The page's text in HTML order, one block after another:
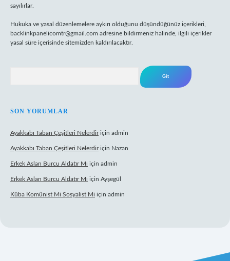
sayılırlar.
Hukuka ve yasal düzenlemelere aykırı olduğunu düşündüğünüz içerikleri,
backlinkpanelicomtr@gmail.com adresine bildirmeniz halinde, ilgili içerikler
yasal süre içerisinde sitemizden kaldırılacaktır.
SON YORUMLAR
Ayakkabı Taban Çeşitleri Nelerdiriçin admin
Ayakkabı Taban Çeşitleri Nelerdiriçin Nazan
Erkek Aslan Burcu Aldatır Mı için admin
Erkek Aslan Burcu Aldatır Mı için Ayşegül
Küba Komünist Mi Sosyalist Mi için admin